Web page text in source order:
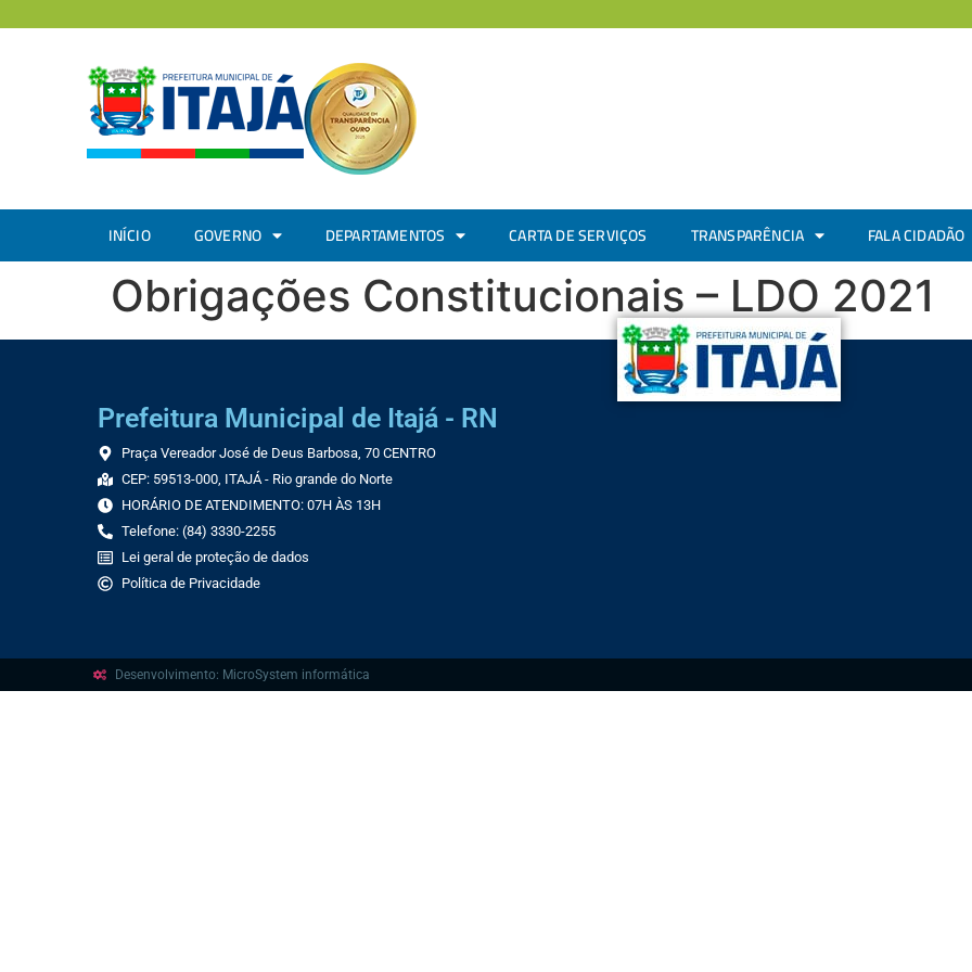
INÍCIO GOVERNO DEPARTAMENTOS CARTA DE SERVIÇOS TRANSPARÊNCIA FALA CIDADÃO
Obrigações Constitucionais – LDO 2021
Prefeitura Municipal de Itajá - RN
Praça Vereador José de Deus Barbosa, 70 CENTRO
CEP: 59513-000, ITAJÁ - Rio grande do Norte
HORÁRIO DE ATENDIMENTO: 07H ÀS 13H
Telefone: (84) 3330-2255
Lei geral de proteção de dados
Política de Privacidade
Desenvolvimento: MicroSystem informática